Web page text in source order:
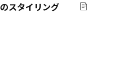
のスタイリング